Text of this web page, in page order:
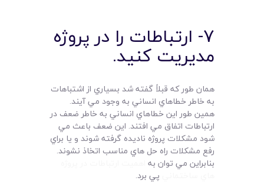
7- ارتباطات را در پروژه
مديريت کنيد.
همان طور که قبلاً گفته شد بسياري از اشتباهات
به خاطر خطاهاي انساني به وجود مي آيند.
همين طور اين خطاهاي انساني به خاطر ضعف در
ارتباطات اتفاق مي افتند. اين ضعف باعث مي
شود مشکلات پروژه ناديده گرفته شوند و يا براي
رفع مشکلات راه حل هاي مناسب اتخاذ نشوند.
بنابراين مي توان به
پي برد.